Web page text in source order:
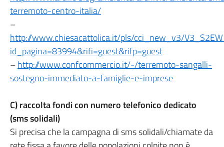
terremoto-centro-italia/
–
http://www.chiesacattolica.it/pls/cci_new_v3/
id_pagina=83994&rifi=guest&rifp=guest
–http://www.confcommercio.it/-/terremoto-sangalli-
sostegno-immediato-a-famiglie-e-imprese
C) raccolta fondi con numero telefonico dedicato
(sms solidali)
Si precisa che la campagna di sms solidali/chiamate da